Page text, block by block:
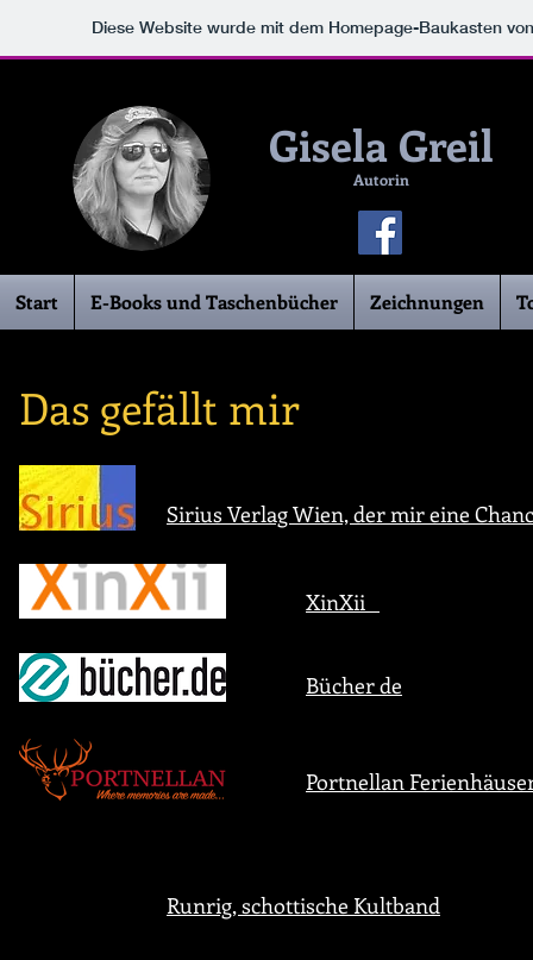
Diese Website wurde mit dem Homepage-Baukasten
Gisela Greil
Autorin
Start E-Books und Taschenbücher Zeichnungen
Das gefällt mir
Sirius Verlag Wien, der mir eine
XinXii
Bücher de
Portnellan
Runrig, schottische Kultband